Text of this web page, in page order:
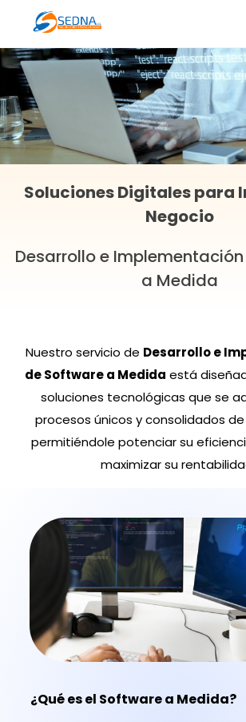
Soluciones Digitales para
Negocio
Desarrollo e
a Medida
Nuestro servicio de Desarrollo e
de Software a Medida está
soluciones tecnológicas que se
procesos únicos y consolidados
permitiéndole potenciar su
maximizar su
¿Qué es el Software a Medida?